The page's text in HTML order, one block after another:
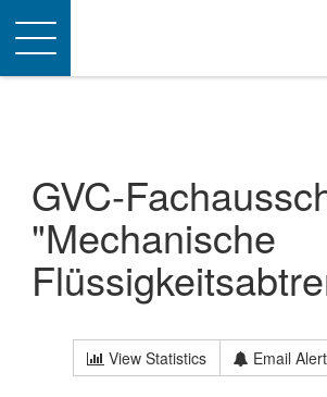
Toggle
navigation
GVC-
"Mechanische
View Statistics Email Alert